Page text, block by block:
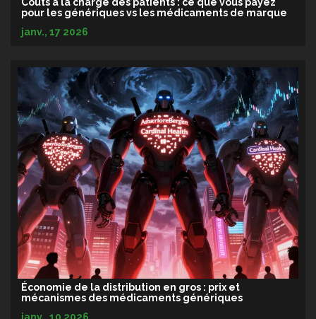
Coûts à la charge des patients : ce que vous payez
pour les génériques vs les médicaments de marque
janv., 17 2026
Économie de la distribution en gros : prix et
mécanismes des médicaments génériques